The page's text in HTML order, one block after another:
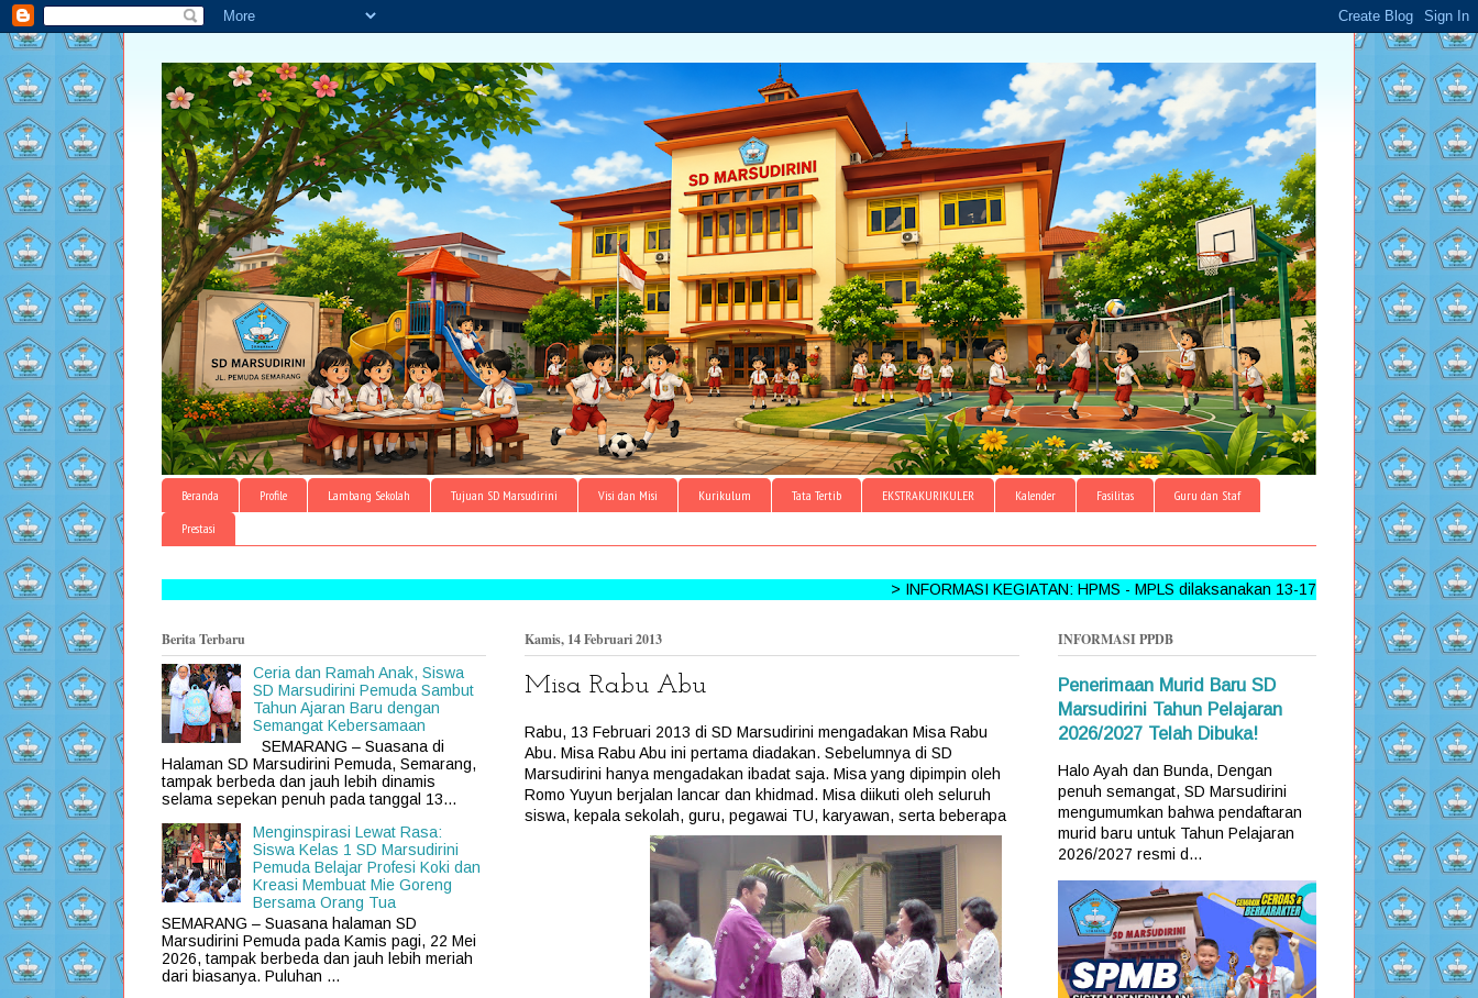
Beranda Profile Lambang Sekolah Tujuan SD Marsudirini Visi dan Misi Kurikulum Tata Tertib EKSTRAKURIKULER Kalender Fasilitas Guru dan Staf
Prestasi
> INFORMASI KEGIATAN: HPMS - MPLS dilaksanakan 13-17 Juni 2026 >>> FOLLOW,
Kamis, 14 Februari 2013
Misa Rabu Abu
Rabu, 13 Februari 2013 di SD Marsudirini mengadakan Misa Rabu
Abu. Misa Rabu Abu ini pertama diadakan. Sebelumnya di SD
Marsudirini hanya mengadakan ibadat saja. Misa yang dipimpin oleh
Romo Yuyun berjalan lancar dan khidmad. Misa diikuti oleh seluruh
siswa, kepala sekolah, guru, pegawai TU, karyawan, serta beberapa
Berita Terbaru
Ceria dan Ramah Anak, Siswa
SD Marsudirini Pemuda Sambut
Tahun Ajaran Baru dengan
Semangat Kebersamaan
SEMARANG – Suasana di
Halaman SD Marsudirini Pemuda, Semarang,
tampak berbeda dan jauh lebih dinamis
selama sepekan penuh pada tanggal 13...
Menginspirasi Lewat Rasa:
Siswa Kelas 1 SD Marsudirini
Pemuda Belajar Profesi Koki dan
Kreasi Membuat Mie Goreng
Bersama Orang Tua
SEMARANG – Suasana halaman SD
Marsudirini Pemuda pada Kamis pagi, 22 Mei
2026, tampak berbeda dan jauh lebih meriah
dari biasanya. Puluhan ...
INFORMASI PPDB
Penerimaan Murid Baru SD
Marsudirini Tahun Pelajaran
2026/2027 Telah Dibuka!
Halo Ayah dan Bunda, Dengan
penuh semangat, SD Marsudirini
mengumumkan bahwa pendaftaran
murid baru untuk Tahun Pelajaran
2026/2027 resmi d...